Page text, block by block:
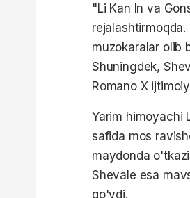
"Li Kan In va
muzokaralar olib
Shuningdek,
Romano X
Yarim himoyachi
safida mos
maydonda
Shevale esa
qo'ydi.